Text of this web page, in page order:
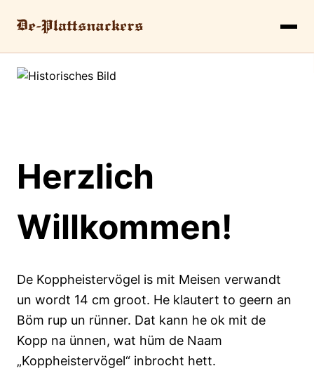
Herzlich
Willkommen!
De Koppheistervögel is mit Meisen verwandt
un wordt 14 cm groot. He klautert to geern an
Böm rup un rünner. Dat kann he ok mit de
Kopp na ünnen, wat hüm de Naam
„Koppheistervögel“ inbrocht hett.